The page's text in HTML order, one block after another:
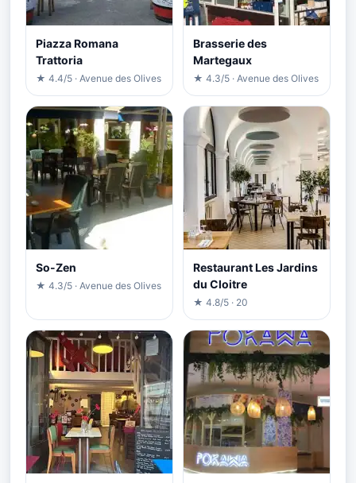
Piazza Romana
Trattoria
★ 4.4/5 · Avenue des Olives
Brasserie des
Martegaux
★ 4.3/5 · Avenue des Olives
So-Zen
★ 4.3/5 · Avenue des Olives
Restaurant Les Jardins
du Cloitre
★ 4.8/5 · 20